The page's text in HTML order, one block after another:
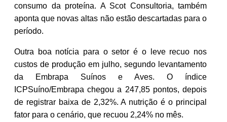
consumo da proteína. A Scot Consultoria, também
aponta que novas altas não estão descartadas para o
período.
Outra boa notícia para o setor é o leve recuo nos
custos de produção em julho, segundo levantamento
da Embrapa Suínos e Aves. O índice
ICPSuíno/Embrapa chegou a 247,85 pontos, depois
de registrar baixa de 2,32%. A nutrição é o principal
fator para o cenário, que recuou 2,24% no mês.